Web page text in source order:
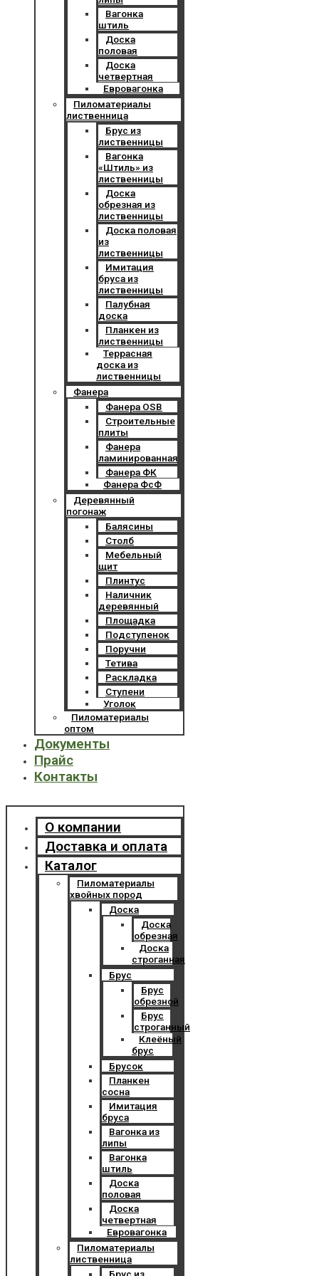
Вагонка
штиль
Доска
половая
Доска
четвертная
Евровагонка
Пиломатериалы
лиственница
Брус из
лиственницы
Вагонка
«Штиль» из
лиственницы
Доска
обрезная из
лиственницы
Доска половая
из
лиственницы
Имитация
бруса из
лиственницы
Палубная
доска
Планкен из
лиственницы
Террасная
доска из
лиственницы
Фанера
Фанера OSB
Строительные
плиты
Фанера
ламинированная
Фанера ФК
Фанера ФсФ
Деревянный
погонаж
Балясины
Столб
Мебельный
щит
Плинтус
Наличник
деревянный
Площадка
Подступенок
Поручни
Тетива
Раскладка
Ступени
Уголок
Пиломатериалы
оптом
Документы
Прайс
Контакты
О компании
Доставка и оплата
Каталог
Пиломатериалы
хвойных пород
Доска
Доска
обрезная
Доска
строганная
Брус
Брус
обрезной
Брус
строганный
Клеёный
брус
Брусок
Планкен
сосна
Имитация
бруса
Вагонка из
липы
Вагонка
штиль
Доска
половая
Доска
четвертная
Евровагонка
Пиломатериалы
лиственница